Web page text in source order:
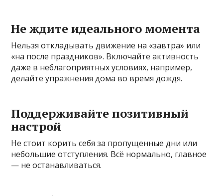
Не ждите идеального момента
Нельзя откладывать движение на «завтра» или
«на после праздников». Включайте активность
даже в неблагоприятных условиях, например,
делайте упражнения дома во время дождя.
Поддерживайте позитивный
настрой
Не стоит корить себя за пропущенные дни или
небольшие отступления. Всё нормально, главное
— не останавливаться.